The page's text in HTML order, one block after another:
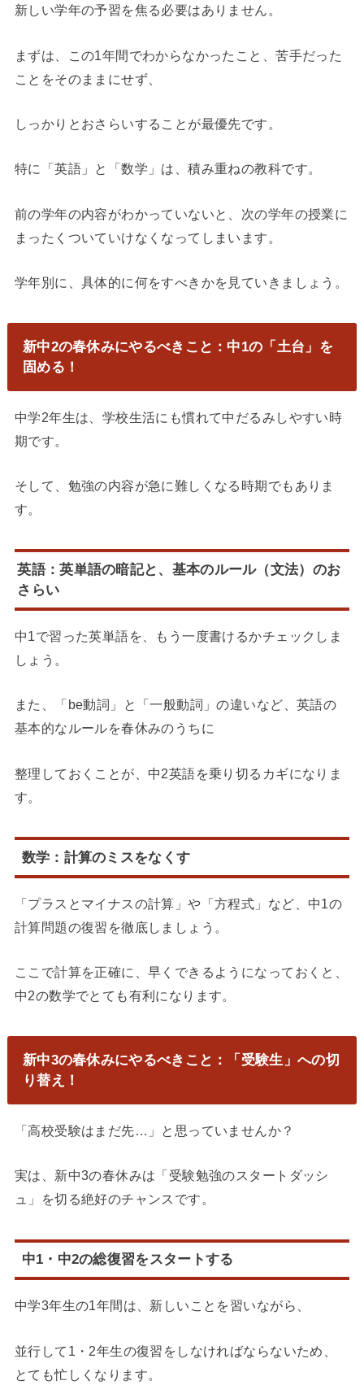
新しい学年の予習を焦る必要はありません。
まずは、この1年間でわからなかったこと、苦手だった
ことをそのままにせず、
しっかりとおさらいすることが最優先です。
特に「英語」と「数学」は、積み重ねの教科です。
前の学年の内容がわかっていないと、次の学年の授業に
まったくついていけなくなってしまいます。
学年別に、具体的に何をすべきかを見ていきましょう。
新中2の春休みにやるべきこと：中1の「土台」を
固める！
中学2年生は、学校生活にも慣れて中だるみしやすい時
期です。
そして、勉強の内容が急に難しくなる時期でもありま
す。
英語：英単語の暗記と、基本のルール（文法）のお
さらい
中1で習った英単語を、もう一度書けるかチェックしま
しょう。
また、「be動詞」と「一般動詞」の違いなど、英語の
基本的なルールを春休みのうちに
整理しておくことが、中2英語を乗り切るカギになりま
す。
数学：計算のミスをなくす
「プラスとマイナスの計算」や「方程式」など、中1の
計算問題の復習を徹底しましょう。
ここで計算を正確に、早くできるようになっておくと、
中2の数学でとても有利になります。
新中3の春休みにやるべきこと：「受験生」への切
り替え！
「高校受験はまだ先…」と思っていませんか？
実は、新中3の春休みは「受験勉強のスタートダッシ
ュ」を切る絶好のチャンスです。
中1・中2の総復習をスタートする
中学3年生の1年間は、新しいことを習いながら、
並行して1・2年生の復習をしなければならないため、
とても忙しくなります。